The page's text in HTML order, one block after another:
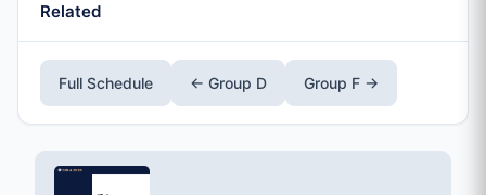
Related
Full Schedule ← Group D Group F →